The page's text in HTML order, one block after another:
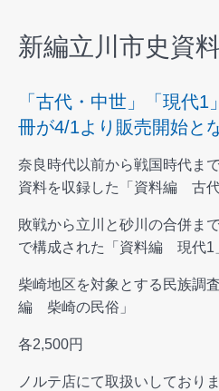
新編立川市史資
「古代・中世」「現代
冊が4/1より販売開始と
奈良時代以前から戦国時代ま
資料を収録した「資料編 古代
敗戦から立川と砂川の合併ま
で構成された「資料編 現代1
柴崎地区を対象とする民族調
編 柴崎の民俗」
各2,500円
ノルテ店にて取扱いしておりま